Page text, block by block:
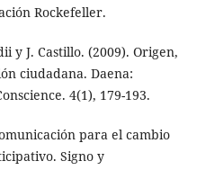
Rockefeller.
y J. Castillo. (2009). Origen,
ciudadana. Daena:
4(1), 179-193.
para el cambio
Signo y